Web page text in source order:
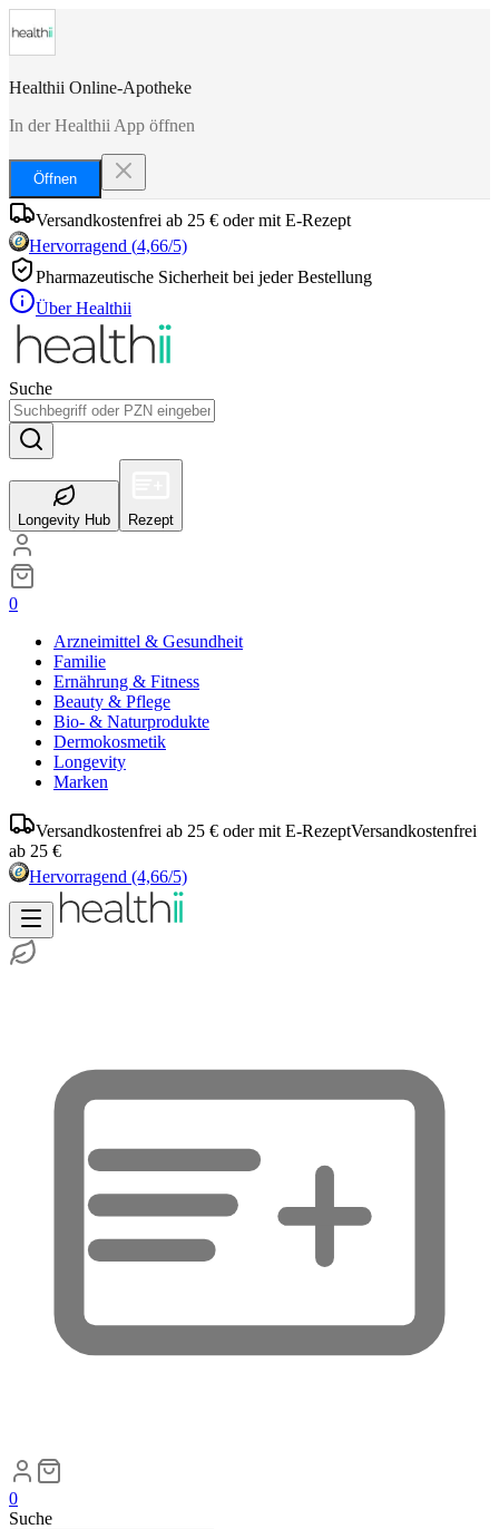
Healthii Online-Apotheke
In der Healthii App öffnen
Öffnen
Versandkostenfrei ab 25 € oder mit E-Rezept
Hervorragend (4,66/5)
Pharmazeutische Sicherheit bei jeder Bestellung
Über Healthii
Suche
Longevity Hub Rezept
0
Arzneimittel & Gesundheit
Familie
Ernährung & Fitness
Beauty & Pflege
Bio- & Naturprodukte
Dermokosmetik
Longevity
Marken
Versandkostenfrei ab 25 € oder mit E-RezeptVersandkostenfrei
ab 25 €
Hervorragend (4,66/5)
0
Suche